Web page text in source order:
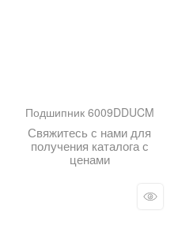
Подшипник 6009DDUCM
Свяжитесь с нами для
получения каталога с
ценами